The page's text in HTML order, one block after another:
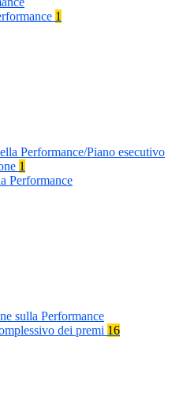
1
Performance/Piano esecutivo
1
Performance
sulla Performance
dei premi 16